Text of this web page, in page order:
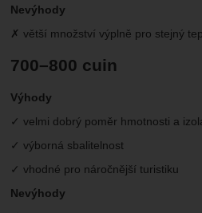
Nevýhody
✗ větší množství výplně pro stejný
700–800 cuin
Výhody
✓ velmi dobrý poměr hmotnosti a
✓ výborná sbalitelnost
✓ vhodné pro náročnější turistiku
Nevýhody